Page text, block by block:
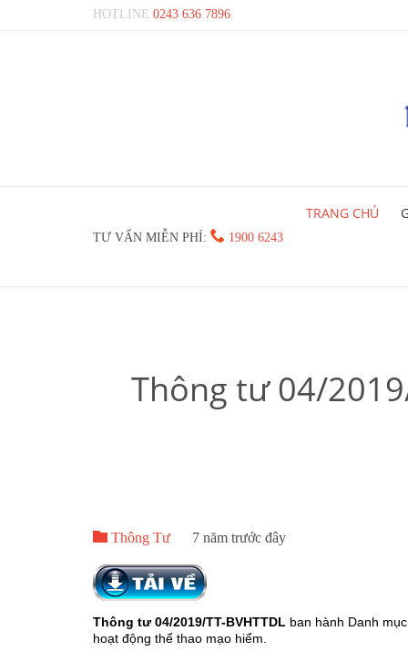
HOTLINE 0243 636 7896
TƯ VẤN MIỄN PHÍ:  1900 6243
TRANG CHỦ
Thông tư 04/
 Thông Tư 7 năm trước đây
Thông tư 04/2019/TT-BVHTTDL ban hành Danh
hoạt động thể thao mạo hiểm.